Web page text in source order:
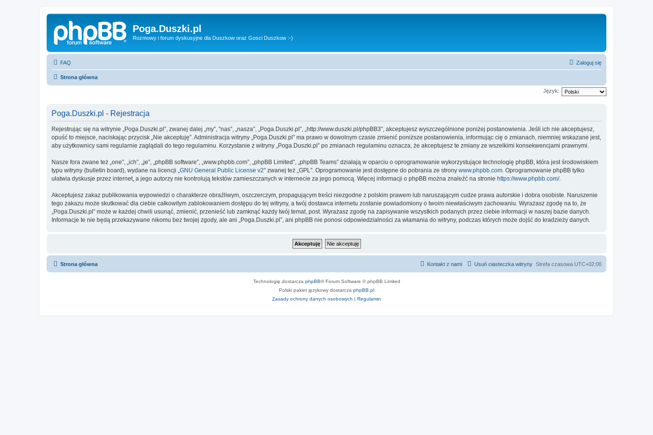
Poga.Duszki.pl
Rozmowy i forum dyskusyjne dla Duszkow oraz Gosci Duszkow :-)
FAQ Zaloguj się
Strona główna
Język:
Poga.Duszki.pl - Rejestracja
Rejestrując się na witrynie „Poga.Duszki.pl”, zwanej dalej „my”, ”nas”, „nasza”, „Poga.Duszki.pl”, „http://www.duszki.pl/phpBB3”, akceptujesz wyszczególnione poniżej postanowienia. Jeśli ich nie akceptujesz,
opuść to miejsce, naciskając przycisk „Nie akceptuję”. Administracja witryny „Poga.Duszki.pl” ma prawo w dowolnym czasie zmienić poniższe postanowienia, informując cię o zmianach, niemniej wskazane jest,
aby użytkownicy sami regularnie zaglądali do tego regulaminu. Korzystanie z witryny „Poga.Duszki.pl” po zmianach regulaminu oznacza, że akceptujesz te zmiany ze wszelkimi konsekwencjami prawnymi.
Nasze fora zwane też „one”, „ich”, „je”, „phpBB software”, „www.phpbb.com”, „phpBB Limited”, „phpBB Teams” działają w oparciu o oprogramowanie wykorzystujące technologię phpBB, która jest środowiskiem
typu witryny (bulletin board), wydane na licencji „GNU General Public License v2” zwanej też „GPL”. Oprogramowanie jest dostępne do pobrania ze strony www.phpbb.com. Oprogramowanie phpBB tylko
ułatwia dyskusje przez internet, a jego autorzy nie kontrolują tekstów zamieszczanych w internecie za jego pomocą. Więcej informacji o phpBB można znaleźć na stronie https://www.phpbb.com/.
Akceptujesz zakaz publikowania wypowiedzi o charakterze obraźliwym, oszczerczym, propagującym treści niezgodne z polskim prawem lub naruszającym cudze prawa autorskie i dobra osobiste. Naruszenie
tego zakazu może skutkować dla ciebie całkowitym zablokowaniem dostępu do tej witryny, a twój dostawca internetu zostanie powiadomiony o twoim niewłaściwym zachowaniu. Wyrażasz zgodę na to, że
„Poga.Duszki.pl” może w każdej chwili usunąć, zmienić, przenieść lub zamknąć każdy twój temat, post. Wyrażasz zgodę na zapisywanie wszystkich podanych przez ciebie informacji w naszej bazie danych.
Informacje te nie będą przekazywane nikomu bez twojej zgody, ale ani „Poga.Duszki.pl”, ani phpBB nie ponosi odpowiedzialności za włamania do witryny, podczas których może dojść do kradzieży danych.
Strona główna Strefa czasowa UTC+02:00
Usuń ciasteczka witryny
Kontakt z nami
Technologię dostarcza phpBB® Forum Software © phpBB Limited
Polski pakiet językowy dostarcza phpBB.pl
Zasady ochrony danych osobowych | Regulamin